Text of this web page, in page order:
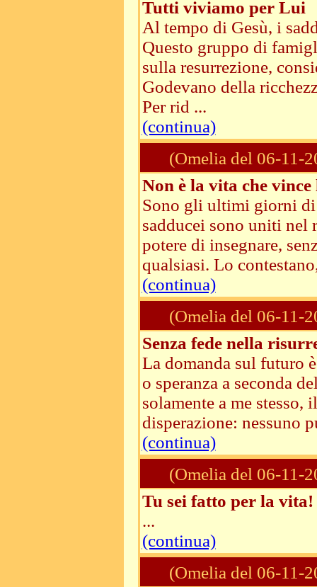
Tutti viviamo per Lui
Al tempo di Gesù, i
Questo gruppo di
sulla resurrezione,
Godevano della
Per rid ...
(continua)
(Omelia del 06-11-
Non è la vita che
Sono gli ultimi giorni di
sadducei sono uniti nel
potere di insegnare,
qualsiasi. Lo
(continua)
(Omelia del 06-11-
Senza fede nella
La domanda sul futuro
o speranza a seconda
solamente a me
disperazione: nessuno
(continua)
(Omelia del 06-11-
Tu sei fatto per la
...
(continua)
(Omelia del 06-11-